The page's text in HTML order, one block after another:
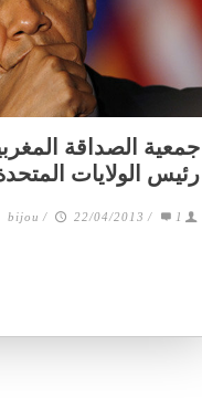
جمعية الصداقة
رئيس الولايات
bijou / 22/04/2013 / 1